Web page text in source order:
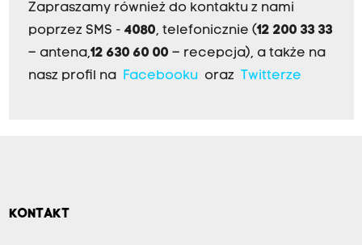
Zapraszamy również do kontaktu z nami
poprzez SMS - 4080, telefonicznie (12 200 33 33
– antena,12 630 60 00 – recepcja), a także na
nasz profil na
Facebookuoraz Twitterze
KONTAKT